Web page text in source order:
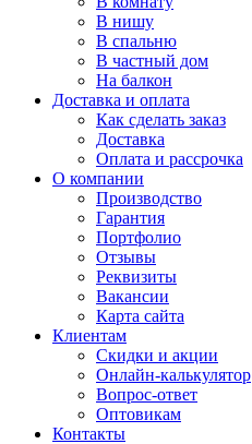
В нишу
В спальню
В частный дом
На балкон
Доставка и оплата
Как сделать заказ
Доставка
Оплата и рассрочка
О компании
Производство
Гарантия
Портфолио
Отзывы
Реквизиты
Вакансии
Карта сайта
Клиентам
Скидки и акции
Онлайн-калькулятор
Вопрос-ответ
Оптовикам
Контакты